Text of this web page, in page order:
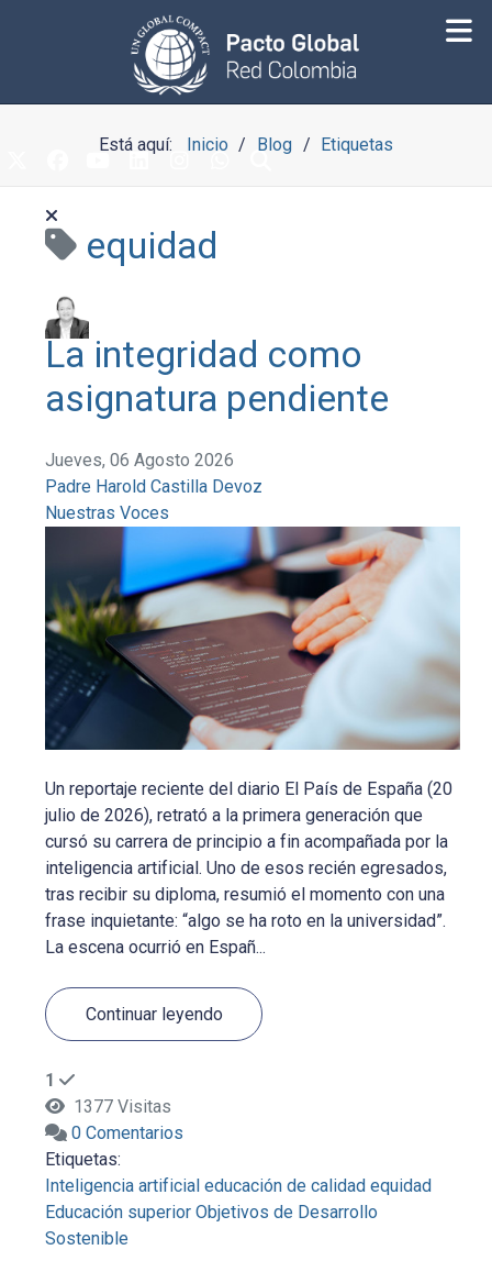
Está aquí: Inicio Blog Etiquetas
equidad
La integridad como
asignatura pendiente
Jueves, 06 Agosto 2026
Padre Harold Castilla Devoz
Nuestras Voces
Un reportaje reciente del diario El País de España (20
julio de 2026), retrató a la primera generación que
cursó su carrera de principio a fin acompañada por la
inteligencia artificial. Uno de esos recién egresados,
tras recibir su diploma, resumió el momento con una
frase inquietante: “algo se ha roto en la universidad”.
La escena ocurrió en Españ...
Continuar leyendo
1
1377 Visitas
0 Comentarios
Etiquetas:
Inteligencia artificial educación de calidad equidad
Educación superior Objetivos de Desarrollo
Sostenible